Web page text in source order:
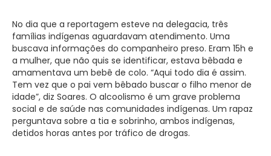
No dia que a reportagem esteve na delegacia, três
famílias indígenas aguardavam atendimento. Uma
buscava informações do companheiro preso. Eram 15h e
a mulher, que não quis se identificar, estava bêbada e
amamentava um bebê de colo. “Aqui todo dia é assim.
Tem vez que o pai vem bêbado buscar o filho menor de
idade”, diz Soares. O alcoolismo é um grave problema
social e de saúde nas comunidades indígenas. Um rapaz
perguntava sobre a tia e sobrinho, ambos indígenas,
detidos horas antes por tráfico de drogas.